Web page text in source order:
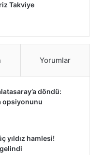
Takviye
Yorumlar
döndü:
opsiyonunu
yıldız hamlesi!